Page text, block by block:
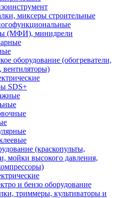
миксеры строительные
(МФИ), минидрели
оборудование (обогреватели,
вентиляторы)
SDS+
(краскопульты,
мойки высокого давления,
и бензо оборудование
триммеры, культиваторы и